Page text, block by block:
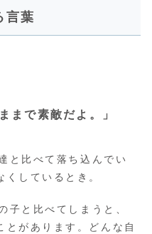
言葉
まで素敵だよ。」
と比べて落ち込んでい
くしているとき。
子と比べてしまうと、
とがあります。どんな自